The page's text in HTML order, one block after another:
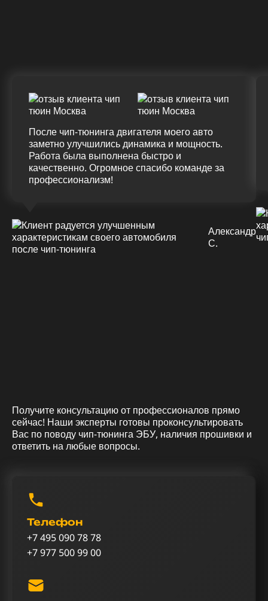
После чип-тюнинга двигателя моего авто
заметно улучшились динамика и мощность.
Работа была выполнена быстро и
качественно. Огромное спасибо команде за
профессионализм!
Александр
С.
Получите консультацию от профессионалов прямо
сейчас! Наши эксперты готовы проконсультировать
Вас по поводу чип-тюнинга ЭБУ, наличия прошивки и
ответить на любые вопросы.
Телефон
+7 495 090 78 78
+7 977 500 99 00